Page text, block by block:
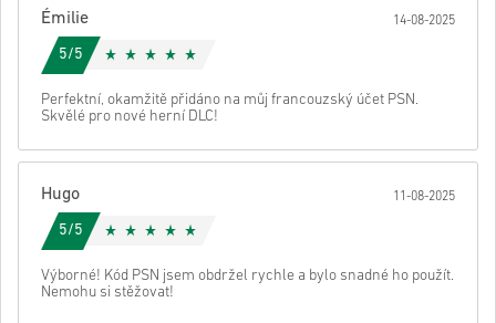
Poté obdržíš e-mail s bezpečným odkazem pro přístup ke svému
kódu.
Émilie 14-08-2025
5/5
Perfektní, okamžitě přidáno na můj francouzský účet PSN.
Skvělé pro nové herní DLC!
Hugo 11-08-2025
5/5
Výborné! Kód PSN jsem obdržel rychle a bylo snadné ho použít.
Nemohu si stěžovat!